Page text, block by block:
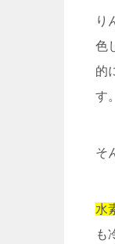
り
色
的
す。
そ
水
も